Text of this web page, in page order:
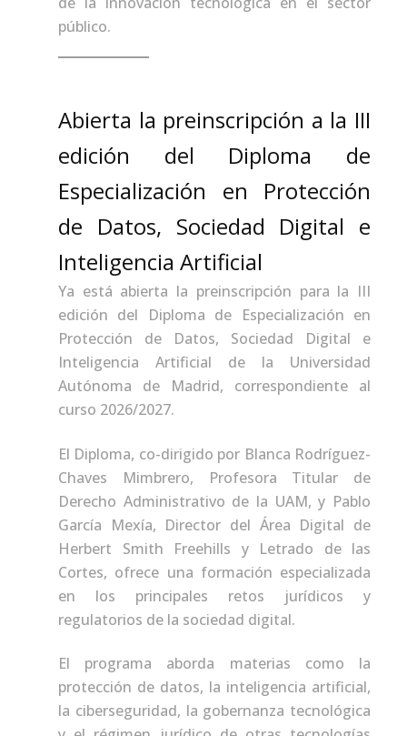
público.
Abierta la preinscripción a la III
edición del Diploma de
Especialización en Protección
de Datos, Sociedad Digital e
Inteligencia Artificial
Ya está abierta la preinscripción para la III
edición del Diploma de Especialización en
Protección de Datos, Sociedad Digital e
Inteligencia Artificial de la Universidad
Autónoma de Madrid, correspondiente al
curso 2026/2027.
El Diploma, co-dirigido por Blanca Rodríguez-
Chaves Mimbrero, Profesora Titular de
Derecho Administrativo de la UAM, y Pablo
García Mexía, Director del Área Digital de
Herbert Smith Freehills y Letrado de las
Cortes, ofrece una formación especializada
en los principales retos jurídicos y
regulatorios de la sociedad digital.
El programa aborda materias como la
protección de datos, la inteligencia artificial,
la ciberseguridad, la gobernanza tecnológica